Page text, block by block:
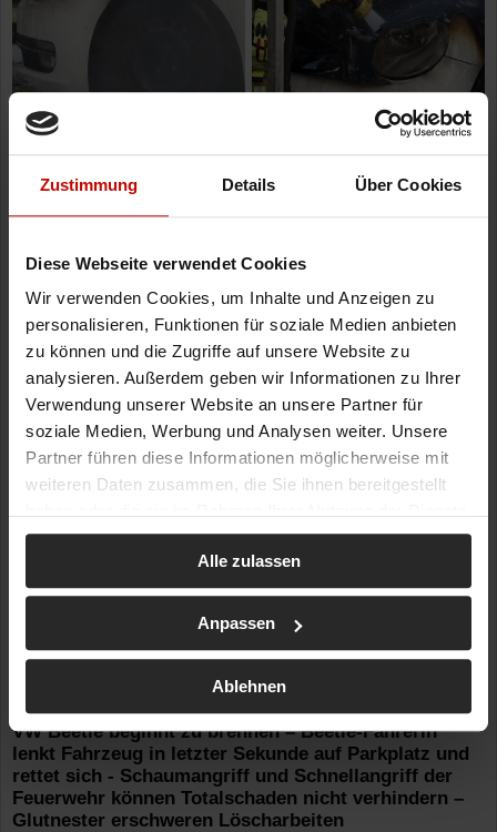
Zustimmung Details Über Cookies
Diese Webseite verwendet Cookies
Wir verwenden Cookies, um Inhalte und Anzeigen zu
personalisieren, Funktionen für soziale Medien anbieten
zu können und die Zugriffe auf unsere Website zu
analysieren. Außerdem geben wir Informationen zu Ihrer
Verwendung unserer Website an unsere Partner für
soziale Medien, Werbung und Analysen weiter. Unsere
Partner führen diese Informationen möglicherweise mit
weiteren Daten zusammen, die Sie ihnen bereitgestellt
gesammelt haben.
Alle zulassen
Anpassen
Ablehnen
Ort: NI / Oldenburg
VW Beetle gerät während der Fahrt in Brand
Frau nimmt während der Fahrt Brandgeruch wahr -
VW Beetle beginnt zu brennen – Beetle-Fahrerin
lenkt Fahrzeug in letzter Sekunde auf Parkplatz und
rettet sich - Schaumangriff und Schnellangriff der
Feuerwehr können Totalschaden nicht verhindern –
Glutnester erschweren Löscharbeiten